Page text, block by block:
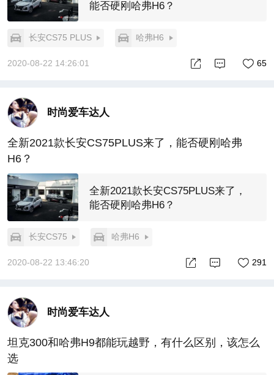
能否硬刚哈弗H6？
长安CS75 PLUS 哈弗H6
2020-08-22 14:26:01 65
时尚爱车达人
全新2021款长安CS75PLUS来了，能否硬刚哈弗
H6？
全新2021款长安CS75PLUS来了，
能否硬刚哈弗H6？
长安CS75 哈弗H6
2020-08-22 13:46:20 291
时尚爱车达人
坦克300和哈弗H9都能玩越野，有什么区别，该怎么
选